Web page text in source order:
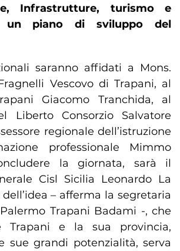
Infrastrutture, turismo e
un piano di sviluppo del
saranno affidati a Mons.
Vescovo di Trapani, al
Giacomo Tranchida, al
Liberto Consorzio Salvatore
regionale dell’istruzione
professionale Mimmo
la giornata, sarà il
Cisl Sicilia Leonardo La
dell’idea – afferma la segretaria
Trapani Badami -, che
Trapani e la sua provincia,
sue grandi potenzialità, serva